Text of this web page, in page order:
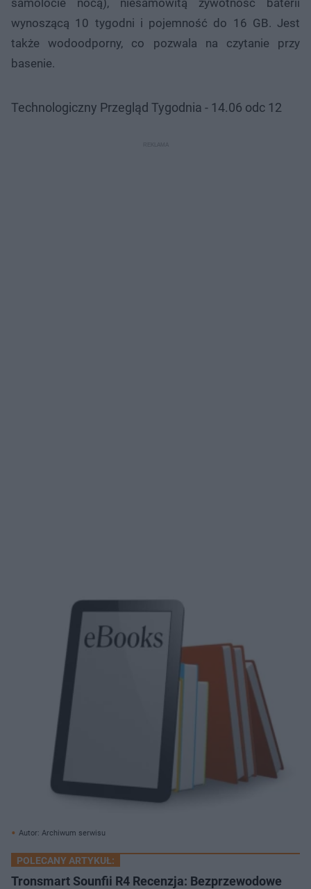
samolocie nocą), niesamowitą żywotność baterii
wynoszącą 10 tygodni i pojemność do 16 GB. Jest
także wodoodporny, co pozwala na czytanie przy
basenie.
Technologiczny Przegląd Tygodnia - 14.06 odc 12
Autor: Archiwum serwisu
POLECANY ARTYKUŁ:
Tronsmart Sounfii R4 Recenzja: Bezprzewodowe